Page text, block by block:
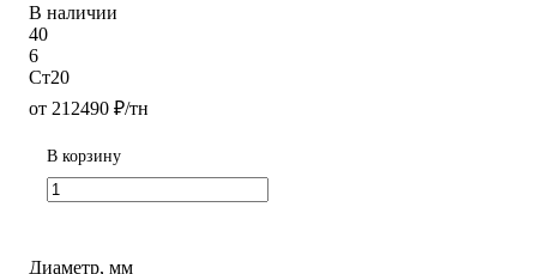
В наличии
40
6
Ст20
от 212490 ₽/тн
В корзину
Диаметр, мм